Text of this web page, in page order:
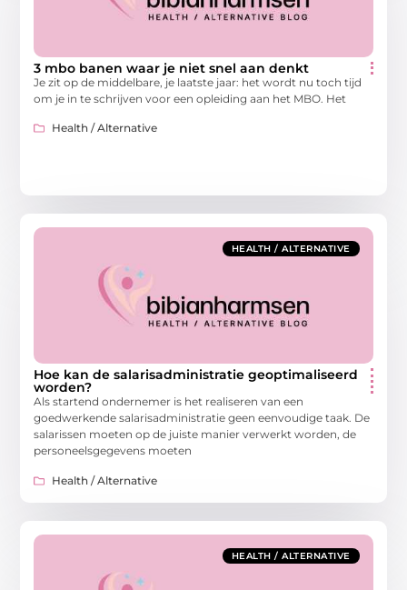
3 mbo banen waar je niet snel aan denkt
Je zit op de middelbare, je laatste jaar: het wordt nu toch tijd
om je in te schrijven voor een opleiding aan het MBO. Het
Health / Alternative
HEALTH / ALTERNATIVE
Hoe kan de salarisadministratie geoptimaliseerd
worden?
Als startend ondernemer is het realiseren van een
goedwerkende salarisadministratie geen eenvoudige taak. De
salarissen moeten op de juiste manier verwerkt worden, de
personeelsgegevens moeten
Health / Alternative
HEALTH / ALTERNATIVE